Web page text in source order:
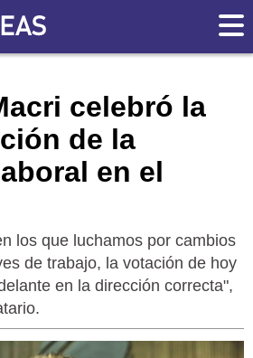
celebró la
de la
en el
los que luchamos por cambios
de trabajo, la votación de hoy
en la dirección correcta",